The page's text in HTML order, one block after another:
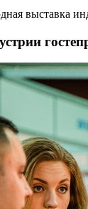
выставка